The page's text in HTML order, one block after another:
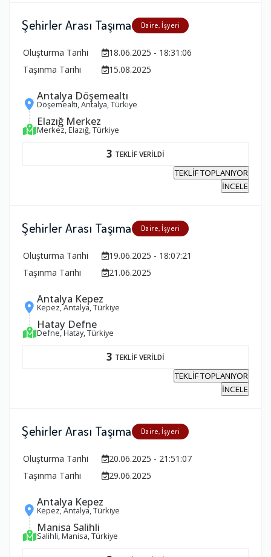
Şehirler Arası Taşıma Daire, İşyeri
Oluşturma Tarihi
18.06.2025 - 18:31:06
Taşınma Tarihi
15.08.2025
Antalya Döşemealtı
Döşemealtı, Antalya, Türkiye
Elazığ Merkez
Merkez, Elazığ, Türkiye
3 TEKLİF VERİLDİ
TEKLİF TOPLANIYOR
İNCELE
Şehirler Arası Taşıma Daire, İşyeri
Oluşturma Tarihi
19.06.2025 - 18:07:21
Taşınma Tarihi
21.06.2025
Antalya Kepez
Kepez, Antalya, Türkiye
Hatay Defne
Defne, Hatay, Türkiye
3 TEKLİF VERİLDİ
TEKLİF TOPLANIYOR
İNCELE
Şehirler Arası Taşıma Daire, İşyeri
Oluşturma Tarihi
20.06.2025 - 21:51:07
Taşınma Tarihi
29.06.2025
Antalya Kepez
Kepez, Antalya, Türkiye
Manisa Salihli
Salihli, Manisa, Türkiye